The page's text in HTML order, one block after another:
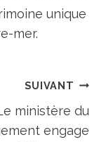
unique
mer.
SUIVANT
ministère du
engage